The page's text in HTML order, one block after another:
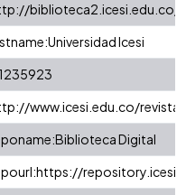
biblioteca2.icesi.edu.co/
Icesi
www.icesi.edu.co/
Digital